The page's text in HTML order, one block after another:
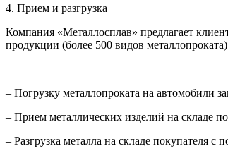
4. Прием и разгрузка
Компания «Металлосплав» предлагает
продукции (более 500 видов
– Погрузку металлопроката на автомобили
– Прием металлических изделий на складе
– Разгрузка металла на складе покупателя